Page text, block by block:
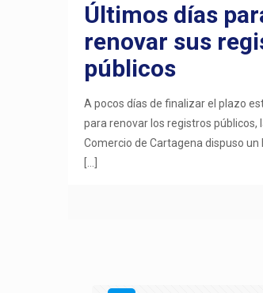
Últimos días
renovar sus
públicos
A pocos días de finalizar el plazo
para renovar los registros públicos,
Comercio de Cartagena dispuso un